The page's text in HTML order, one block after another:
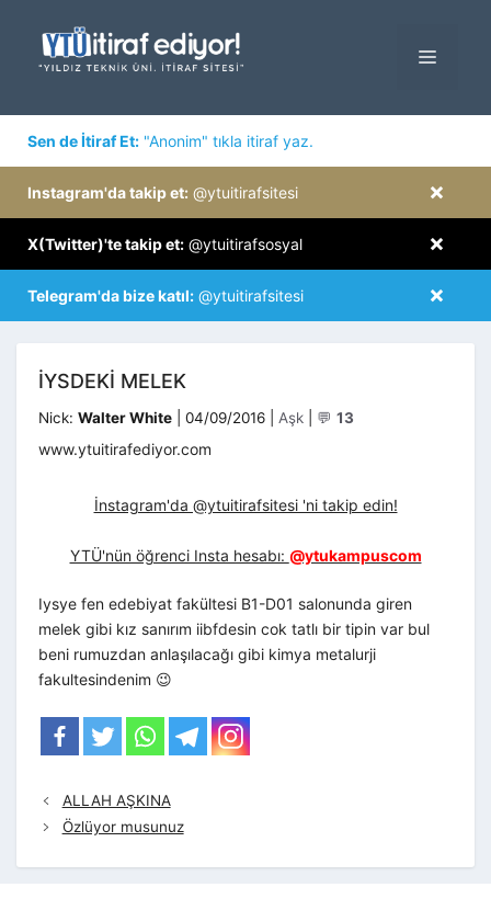
MENÜ
Sen de İtiraf Et: "Anonim" tıkla itiraf yaz.
×
Instagram'da takip et: @ytuitirafsitesi
×
X(Twitter)'te takip et: @ytuitirafsosyal
×
Telegram'da bize katıl: @ytuitirafsitesi
İYSDEKI MELEK
Nick: Walter White 04/09/2016 Kategoriler
Aşk 💬 13
www.ytuitirafediyor.com
İnstagram'da @ytuitirafsitesi 'ni takip edin!
YTÜ'nün öğrenci Insta hesabı: @ytukampuscom
Iysye fen edebiyat fakültesi B1-D01 salonunda giren
melek gibi kız sanırım iibfdesin cok tatlı bir tipin var bul
beni rumuzdan anlaşılacağı gibi kimya metalurji
fakultesindenim 😉
ALLAH AŞKINA
Özlüyor musunuz